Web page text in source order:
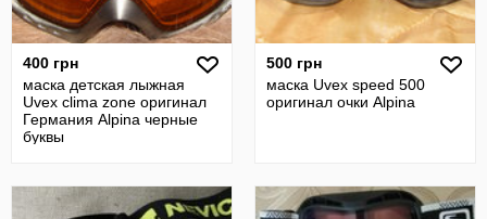
400 грн
маска детская лыжная
Uvex clima zone оригинал
Германия Alpina черные
буквы
500 грн
маска Uvex speed 500
оригинал очки Alpina